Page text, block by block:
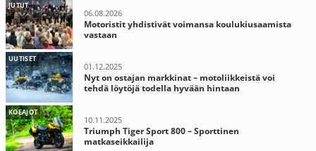
JUTUT
06.08.2026
Motoristit yhdistivät voimansa koulukiusaamista
vastaan
UUTISET
01.12.2025
Nyt on ostajan markkinat – motoliikkeistä voi
tehdä löytöjä todella hyvään hintaan
KOEAJOT
10.11.2025
Triumph Tiger Sport 800 – Sporttinen
matkaseikkailija